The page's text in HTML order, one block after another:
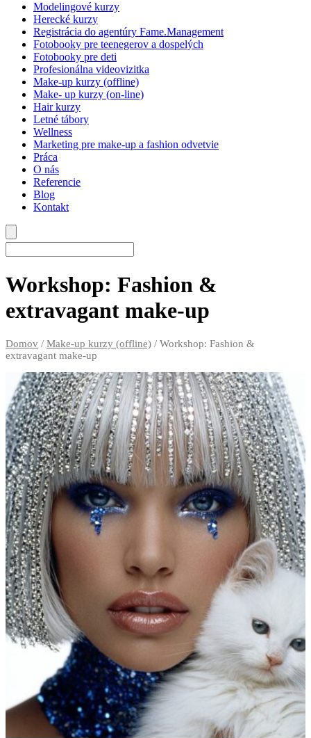
Modelingové kurzy
Herecké kurzy
Registrácia do agentúry Fame.Management
Fotobooky pre teenegerov a dospelých
Fotobooky pre deti
Profesionálna videovizitka
Make-up kurzy (offline)
Make- up kurzy (on-line)
Hair kurzy
Letné tábory
Wellness
Marketing pre make-up a fashion odvetvie
Práca
O nás
Referencie
Blog
Kontakt
Workshop: Fashion &
extravagant make-up
Domov / Make-up kurzy (offline) / Workshop: Fashion &
extravagant make-up